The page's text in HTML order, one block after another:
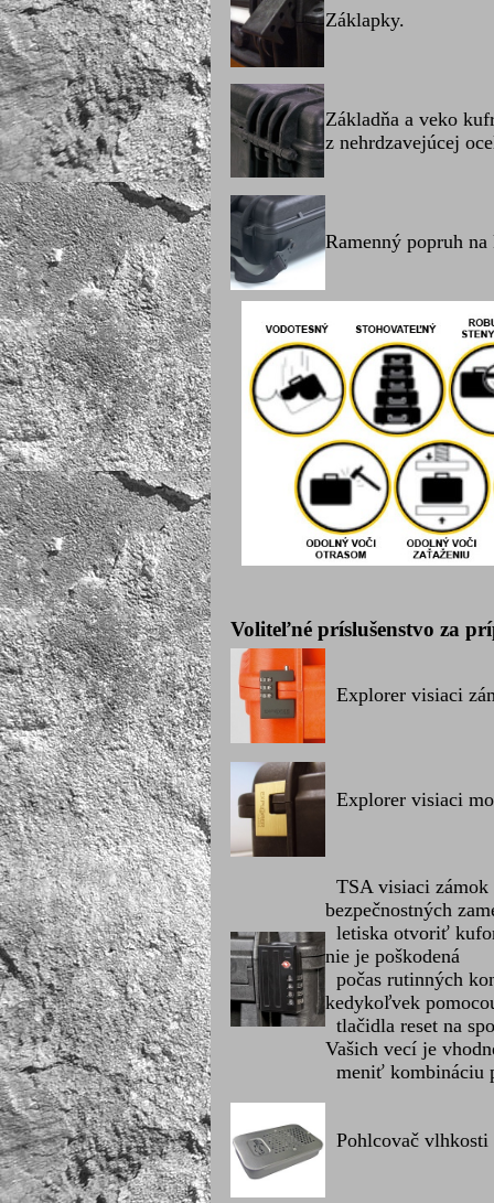
Záklapky.
Základňa a veko
z nehrdzavejúcej
Ramenný popruh
Voliteľné príslušenstvo za
Explorer visiaci
Explorer visiaci
TSA visiaci zámok
bezpečnostných
letiska otvoriť
nie je poškodená
počas rutinných
kedykoľvek
tlačidla reset na
Vašich vecí je
meniť kombináciu
Pohlcovač